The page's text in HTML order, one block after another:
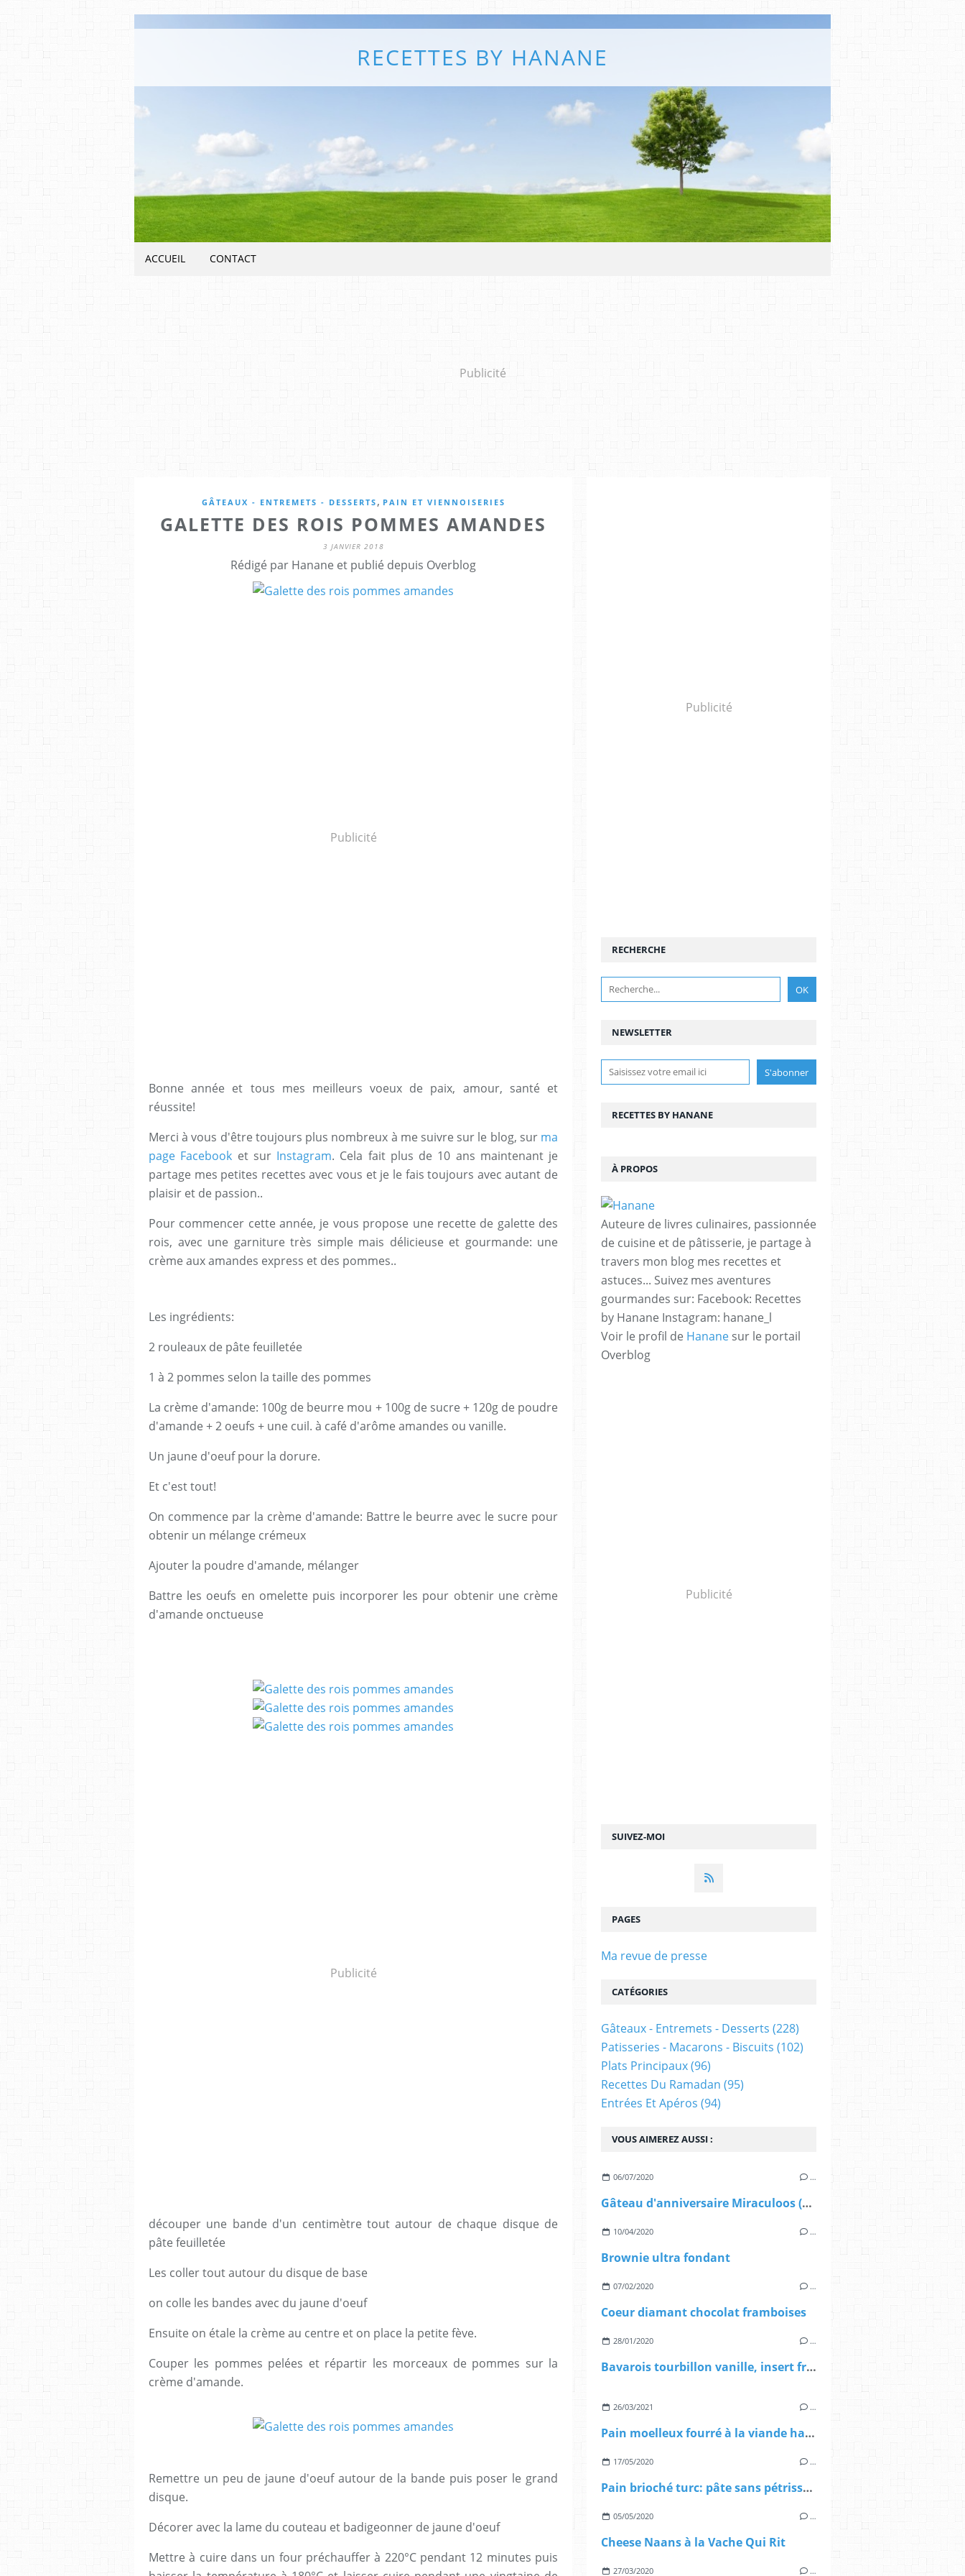
RECETTES BY HANANE
ACCUEIL CONTACT
Publicité
GÂTEAUX - ENTREMETS - DESSERTS , PAIN ET VIENNOISERIES
GALETTE DES ROIS POMMES AMANDES
3 JANVIER 2018
Rédigé par Hanane et publié depuis Overblog
Publicité
Bonne année et tous mes meilleurs voeux de paix, amour, santé et
réussite!
Merci à vous d'être toujours plus nombreux à me suivre sur le blog, sur ma
page Facebook et sur Instagram. Cela fait plus de 10 ans maintenant je
partage mes petites recettes avec vous et je le fais toujours avec autant de
plaisir et de passion..
Pour commencer cette année, je vous propose une recette de galette des
rois, avec une garniture très simple mais délicieuse et gourmande: une
crème aux amandes express et des pommes..
Les ingrédients:
2 rouleaux de pâte feuilletée
1 à 2 pommes selon la taille des pommes
La crème d'amande: 100g de beurre mou + 100g de sucre + 120g de poudre
d'amande + 2 oeufs + une cuil. à café d'arôme amandes ou vanille.
Un jaune d'oeuf pour la dorure.
Et c'est tout!
On commence par la crème d'amande: Battre le beurre avec le sucre pour
obtenir un mélange crémeux
Ajouter la poudre d'amande, mélanger
Battre les oeufs en omelette puis incorporer les pour obtenir une crème
d'amande onctueuse
Publicité
découper une bande d'un centimètre tout autour de chaque disque de
pâte feuilletée
Les coller tout autour du disque de base
on colle les bandes avec du jaune d'oeuf
Ensuite on étale la crème au centre et on place la petite fève.
Couper les pommes pelées et répartir les morceaux de pommes sur la
crème d'amande.
Remettre un peu de jaune d'oeuf autour de la bande puis poser le grand
disque.
Décorer avec la lame du couteau et badigeonner de jaune d'oeuf
Mettre à cuire dans un four préchauffer à 220°C pendant 12 minutes puis
Publicité
NEWSLETTER
SUIVEZ-MOI
RECHERCHE
RECETTES BY HANANE
À PROPOS
Auteure de livres culinaires, passionnée
de cuisine et de pâtisserie, je partage à
travers mon blog mes recettes et
astuces... Suivez mes aventures
gourmandes sur: Facebook: Recettes
by Hanane Instagram: hanane_l
Voir le profil de Hanane sur le portail
Overblog
Publicité
VOUS AIMEREZ AUSSI :
06/07/2020 …
Gâteau d'anniversaire Miraculoos (LadyBug)
10/04/2020 …
Brownie ultra fondant
07/02/2020 …
Coeur diamant chocolat framboises
28/01/2020 …
Bavarois tourbillon vanille, insert fruits de la passion
26/03/2021 …
Pain moelleux fourré à la viande hachée
17/05/2020 …
Pain brioché turc: pâte sans pétrissage
05/05/2020 …
Cheese Naans à la Vache Qui Rit
27/03/2020 …
PAGES
Ma revue de presse
CATÉGORIES
Gâteaux - Entremets - Desserts (228)
Patisseries - Macarons - Biscuits (102)
Plats Principaux(96)
Recettes Du Ramadan (95)
Entrées Et Apéros (94)